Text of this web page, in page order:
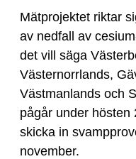
Mätprojektet riktar
av nedfall av
det vill säga
Västernorrlands,
Västmanlands och
pågår under hösten
skicka in
november.